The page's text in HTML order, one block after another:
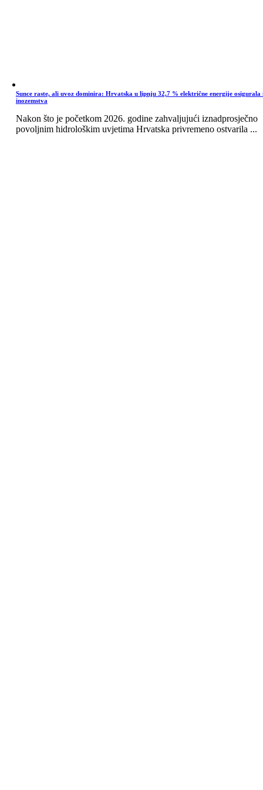
Sunce raste, ali uvoz dominira: Hrvatska u lipnju 32,7 % električne energije osigurala
inozemstva
Nakon što je početkom 2026. godine zahvaljujući iznadprosječno
povoljnim hidrološkim uvjetima Hrvatska privremeno ostvarila ...